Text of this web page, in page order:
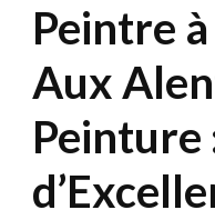
Peintre
Aux
Peinture